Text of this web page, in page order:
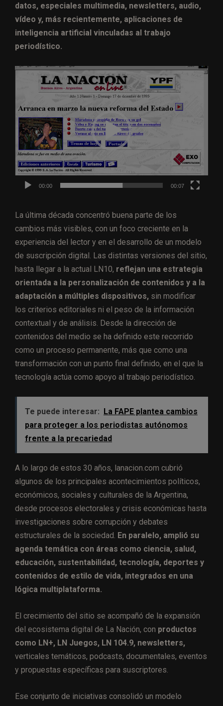
datos, especiales multimedia, newsletters, audio,
vídeo y, más recientemente, aplicaciones de
inteligencia artificial vinculadas al trabajo
periodístico.
R
u
c
d
e
v
í
d
e
o
00:00 00:07
La última década concentró buena parte de los
cambios más visibles, con un foco creciente en la
experiencia del lector y en el desarrollo de un modelo
de suscripción digital. Las distintas versiones del sitio,
hasta llegar a la actual LN10, reflejan una estrategia
orientada a la personalización de contenidos y a la
adaptación a múltiples dispositivos, sin modificar
los criterios editoriales ni el peso de la información
contextual y de análisis. Desde la dirección de
contenidos del medio se ha definido este recorrido
como un proceso permanente, más que como una
transformación con un punto final definido, en el que la
tecnología actúa como apoyo al trabajo periodístico.
Te puede interesar: La FAPE plantea cambios
para proteger a los periodistas autónomos
frente a la precariedad
A lo largo de estos 30 años, lanacion.com cubrió
algunos de los principales acontecimientos políticos,
económicos, sociales y culturales de la Argentina,
desde procesos electorales y crisis económicas hasta
investigaciones sobre corrupción y debates
estructurales de la sociedad. En paralelo, amplió su
agenda temática con áreas como ciencia, salud,
educación, sustentabilidad, tecnología, deportes y
contenidos de estilo de vida, integrados en una
lógica multiplataforma.
El crecimiento del sitio se acompañó de la expansión
del ecosistema digital de La Nación, con productos
como LN+, LN Juegos, LN 104.9, newsletters,
verticales temáticos, podcasts, documentales, eventos
y propuestas específicas para suscriptores.
Ese conjunto de iniciativas consolidó un modelo